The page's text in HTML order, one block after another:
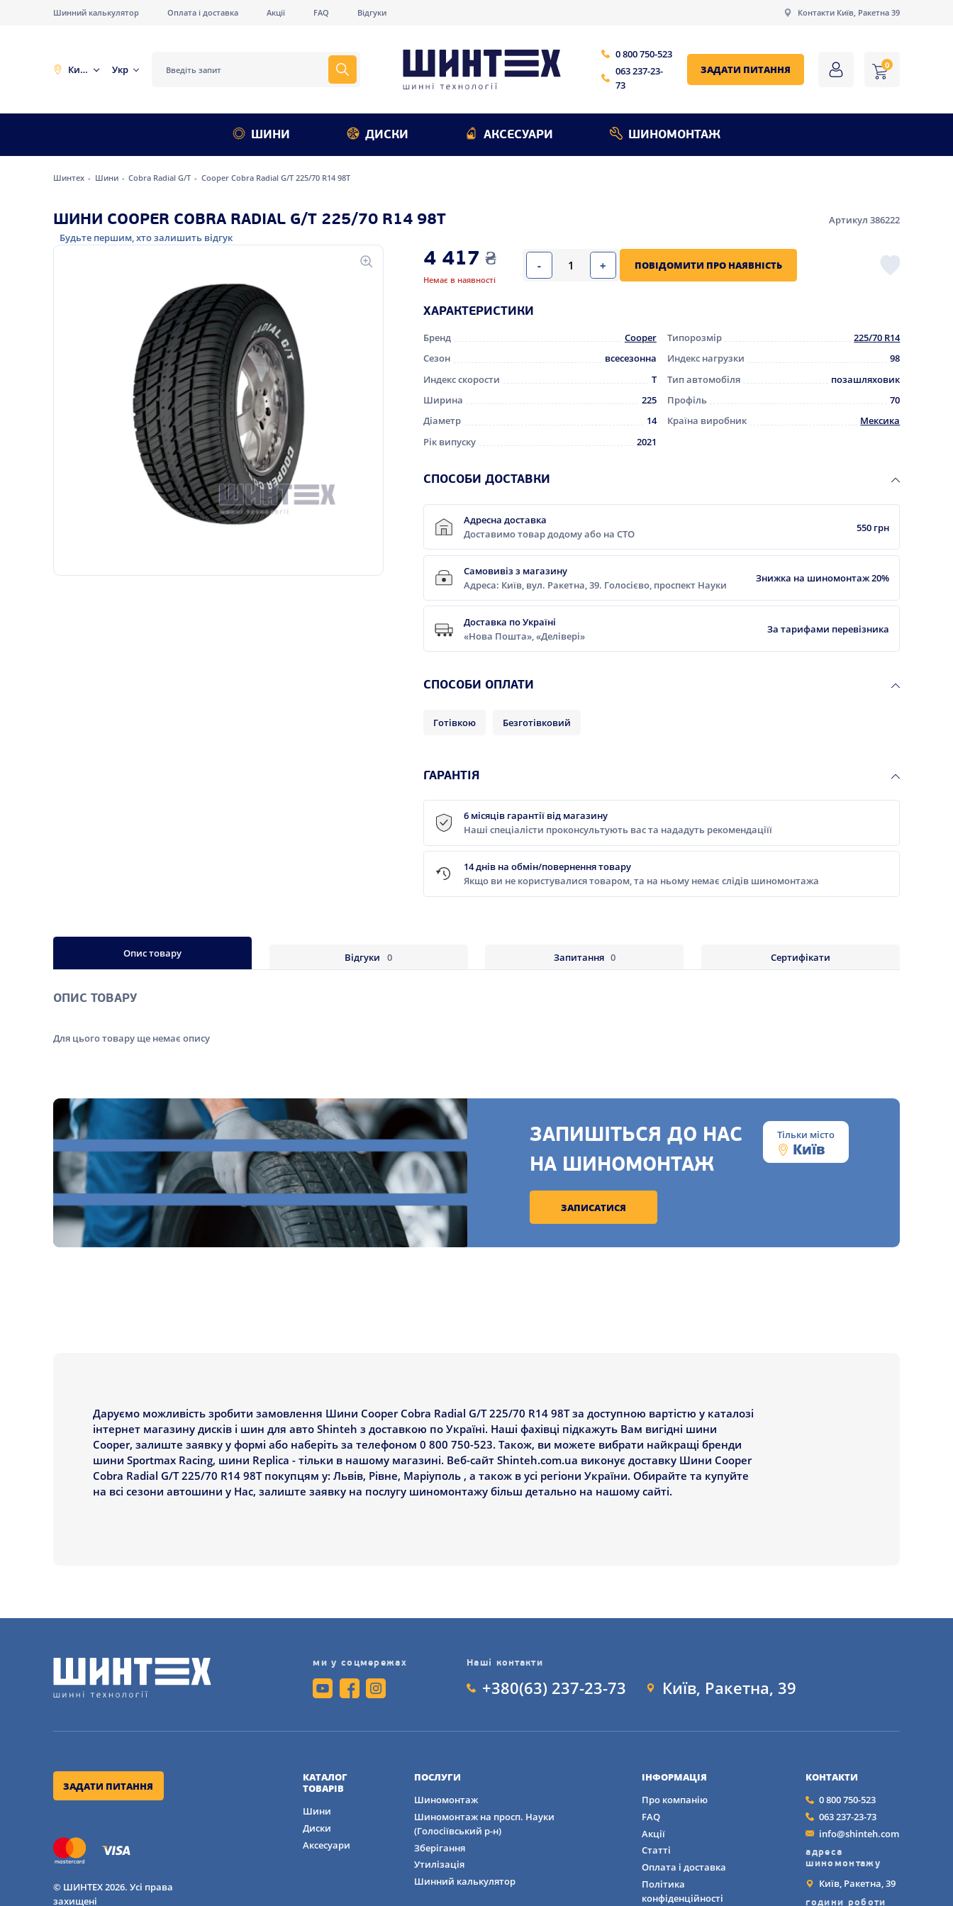
Шинний калькулятор Оплата і доставка Акції FAQ Відгуки Контакти Київ, Ракетна 39
Київ Укр
0 800 750-523
063 237-23-
73
ЗАДАТИ ПИТАННЯ 0
ШИНИ ДИСКИ АКСЕСУАРИ ШИНОМОНТАЖ
Шинтех Шини Cobra Radial G/T Cooper Cobra Radial G/T 225/70 R14 98T
ШИНИ COOPER COBRA RADIAL G/T 225/70 R14 98T
Артикул 386222
Будьте першим, хто залишить відгук
4 417 ₴
Немає в наявності
- + ПОВІДОМИТИ ПРО НАЯВНІСТЬ
ХАРАКТЕРИСТИКИ
Бренд Cooper Типорозмір
225/70 R14
Сезон
всесезонна Индекс нагрузки
98
Индекс скорости
T Тип автомобіля
позашляховик
Ширина
225 Профіль
70
Діаметр
14 Країна виробник
Мексика
Рік випуску
2021
СПОСОБИ ДОСТАВКИ
Адресна доставка
Доставимо товар додому або на СТО
550 грн
Самовивіз з магазину
Адреса: Київ, вул. Ракетна, 39. Голосієво, проспект Науки
Знижка на шиномонтаж 20%
Доставка по Україні
«Нова Пошта», «Делівері»
За тарифами перевізника
СПОСОБИ ОПЛАТИ
Готівкою Безготівковий
ГАРАНТІЯ
6 місяців гарантії від магазину
Наші спеціалісти проконсультують вас та нададуть рекомендаціїї
14 днів на обмін/повернення товару
Якщо ви не користувалися товаром, та на ньому немає слідів шиномонтажа
Опис товару Відгуки 0 Запитання 0 Сертифікати
ОПИС ТОВАРУ
Для цього товару ще немає опису
ЗАПИШІТЬСЯ ДО НАС
НА ШИНОМОНТАЖ
Тільки місто
Київ
ЗАПИСАТИСЯ
Даруємо можливість зробити замовлення Шини Cooper Cobra Radial G/T 225/70 R14 98T за доступною вартістю у каталозі
інтернет магазину дисків і шин для авто Shinteh з доставкою по Україні. Наші фахівці підкажуть Вам вигідні шини
Cooper, залиште заявку у формі або наберіть за телефоном 0 800 750-523. Також, ви можете вибрати найкращі бренди
шини Sportmax Racing, шини Replica - тільки в нашому магазині. Веб-сайт Shinteh.com.ua виконує доставку Шини Cooper
Cobra Radial G/T 225/70 R14 98T покупцям у: Львів, Рівне, Маріуполь , а також в усі регіони України. Обирайте та купуйте
на всі сезони автошини у Нас, залиште заявку на послугу шиномонтажу більш детально на нашому сайті.
ми у соцмережах Наші контакти
+380(63) 237-23-73 Київ, Ракетна, 39
ЗАДАТИ ПИТАННЯ
© ШИНТЕХ 2026. Усі права
захищені
КАТАЛОГ
ТОВАРІВ
Шини
Диски
Аксесуари
ПОСЛУГИ
Шиномонтаж
Шиномонтаж на просп. Науки
(Голосіївський р-н)
Зберігання
Утилізація
Шинний калькулятор
ІНФОРМАЦІЯ
Про компанію
FAQ
Акції
Статті
Оплата і доставка
Політика
конфіденційності
КОНТАКТИ
0 800 750-523
063 237-23-73
info@shinteh.com
адреса
шиномонтажу
Київ, Ракетна, 39
години роботи